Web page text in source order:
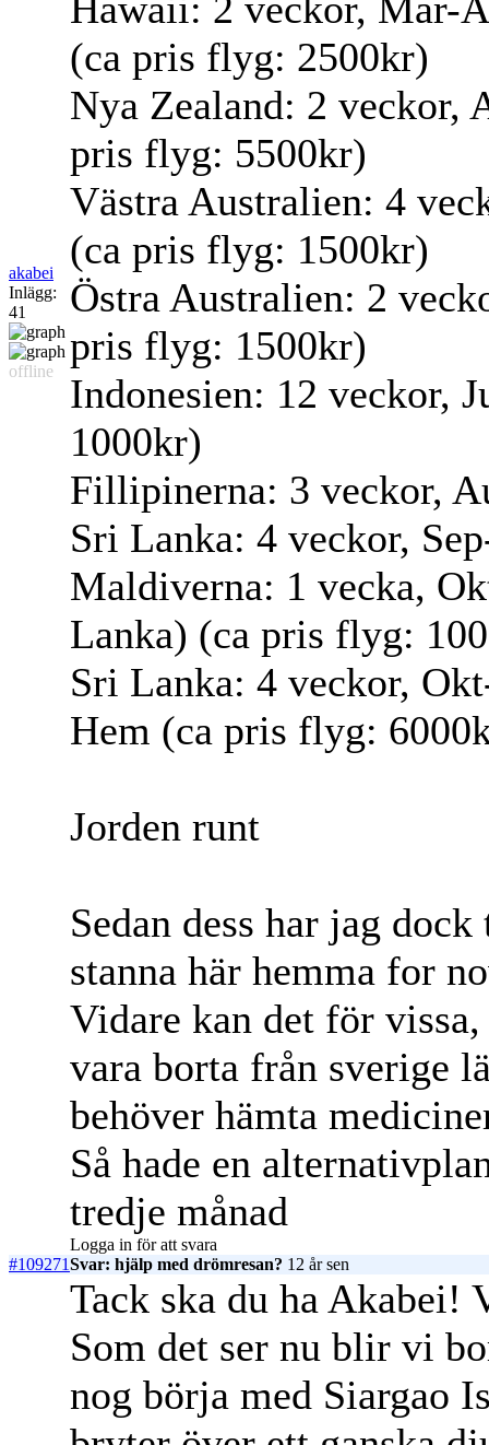
akabei
Inlägg:
41
offline
Hawaii: 2 veckor, Mar-
(ca pris flyg: 2500kr)
Nya Zealand: 2
pris flyg: 5500kr)
Västra Australien: 4
(ca pris flyg: 1500kr)
Östra Australien: 2
pris flyg: 1500kr)
Indonesien: 12 veckor,
1000kr)
Fillipinerna: 3 veckor,
Sri Lanka: 4 veckor,
Maldiverna: 1 vecka,
Lanka) (ca pris flyg:
Sri Lanka: 4 veckor,
Hem (ca pris flyg:
Jorden runt
Sedan dess har jag
stanna här hemma for
Vidare kan det för
vara borta från sverige
behöver hämta
Så hade en
tredje månad
Logga in för att svara
#109271Svar: hjälp med drömresan? 12 år sen
Tack ska du ha Akabei!
Som det ser nu blir vi
nog börja med Siargao